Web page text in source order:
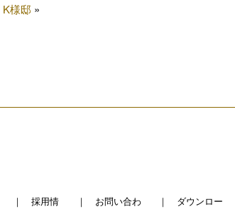
K様邸 »
採用情
お問い合わ
ダウンロー